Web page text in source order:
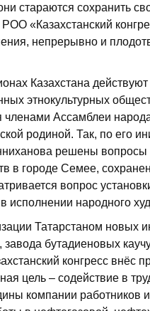
стараются сохранить
«Казахстанский
непрерывно и
Казахстана
этнокультурных
членами Ассамблеи
родиной. Так, по его
решены
в городе Семее,
вопрос
исполнении народного
Татарстаном новых
завода бутадиеновых
конгресс внёс
цель – содействие в
компании